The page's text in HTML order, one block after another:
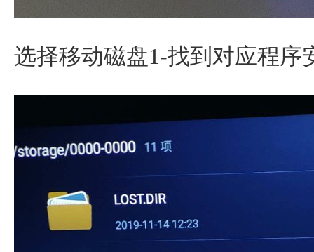
选择移动磁盘1-找到对应程序